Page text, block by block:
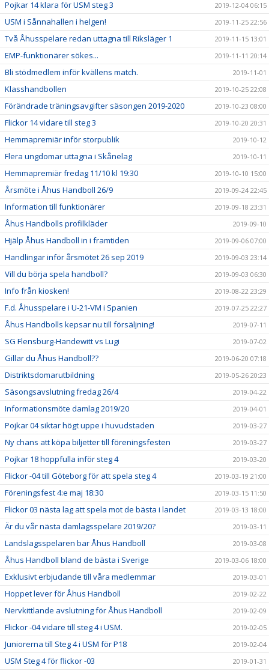
Pojkar 14 klara för USM steg 3 2019-12-04 06:15
USM i Sånnahallen i helgen! 2019-11-25 22:56
Två Åhusspelare redan uttagna till Riksläger 1 2019-11-15 13:01
EMP-funktionärer sökes... 2019-11-11 20:14
Bli stödmedlem inför kvällens match. 2019-11-01
Klasshandbollen 2019-10-25 22:08
Förändrade träningsavgifter säsongen 2019-2020 2019-10-23 08:00
Flickor 14 vidare till steg 3 2019-10-20 20:31
Hemmapremiär inför storpublik 2019-10-12
Flera ungdomar uttagna i Skånelag 2019-10-11
Hemmapremiär fredag 11/10 kl 19:30 2019-10-10 15:00
Årsmöte i Åhus Handboll 26/9 2019-09-24 22:45
Information till funktionärer 2019-09-18 23:31
Åhus Handbolls profilkläder 2019-09-10
Hjälp Åhus Handboll in i framtiden 2019-09-06 07:00
Handlingar inför årsmötet 26 sep 2019 2019-09-03 23:14
Vill du börja spela handboll? 2019-09-03 06:30
Info från kiosken! 2019-08-22 23:29
F.d. Åhusspelare i U-21-VM i Spanien 2019-07-25 22:27
Åhus Handbolls kepsar nu till försäljning! 2019-07-11
SG Flensburg-Handewitt vs Lugi 2019-07-02
Gillar du Åhus Handboll?? 2019-06-20 07:18
Distriktsdomarutbildning 2019-05-26 20:23
Säsongsavslutning fredag 26/4 2019-04-22
Informationsmöte damlag 2019/20 2019-04-01
Pojkar 04 siktar högt uppe i huvudstaden 2019-03-27
Ny chans att köpa biljetter till föreningsfesten 2019-03-27
Pojkar 18 hoppfulla inför steg 4 2019-03-20
Flickor -04 till Göteborg för att spela steg 4 2019-03-19 21:00
Föreningsfest 4:e maj 18:30 2019-03-15 11:50
Flickor 03 nästa lag att spela mot de bästa i landet 2019-03-13 18:00
Är du vår nästa damlagsspelare 2019/20? 2019-03-11
Landslagsspelaren bar Åhus Handboll 2019-03-08
Åhus Handboll bland de bästa i Sverige 2019-03-06 18:00
Exklusivt erbjudande till våra medlemmar 2019-03-01
Hoppet lever för Åhus Handboll 2019-02-22
Nervkittlande avslutning för Åhus Handboll 2019-02-09
Flickor -04 vidare till steg 4 i USM. 2019-02-05
Juniorerna till Steg 4 i USM för P18 2019-02-04
USM Steg 4 för flickor -03 2019-01-31